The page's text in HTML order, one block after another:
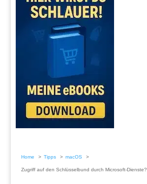
Home Tipps macOS
Zugriff auf den Schlüsselbund durch Microsoft-Dienste?